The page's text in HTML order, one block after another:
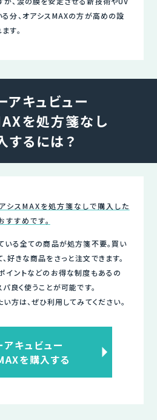
分、オアシスMAXの方が高めの設
す。
アキュビュー
を処方箋なし
するには？
シスMAXを処方箋なしで購入した
すすめです。
いる全ての商品が処方箋不要。買い
好きな商品をさっと注文できます。
イントなどのお得な制度もあるの
良く使うことが可能です。
方は、ぜひ利用してみてください。
アキュビュー
を購入する